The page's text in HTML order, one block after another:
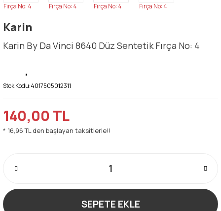
Karin
Karin By Da Vinci 8640 Düz Sentetik Fırça No: 4
Stok Kodu:4017505012311
140,00 TL
* 16,96 TL den başlayan taksitlerle!!
SEPETE EKLE